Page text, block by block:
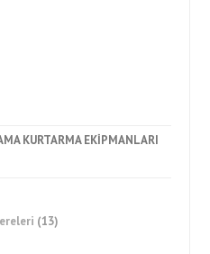
KURTARMA EKİPMANLARI
(13)